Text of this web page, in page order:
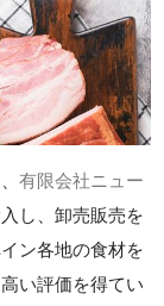
有限会社ニュー
し、卸売販売を
ン各地の食材を
い評価を得てい